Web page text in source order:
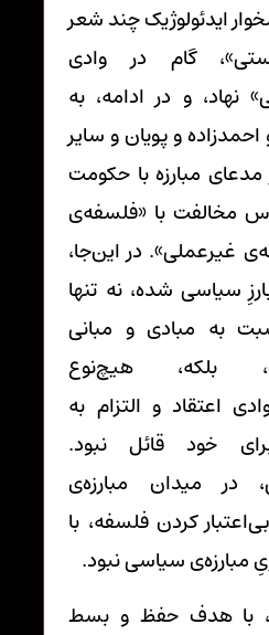
ایدئولوژیک چند شعر
گام در وادی
نهاد، و در ادامه، به
و پویان و سایر
مدعای مبارزه با حکومت
مخالفت با «فلسفه‌ی
غیرعملی». در این‌جا،
سیاسی شده، نه تنها
به مبادی و مبانی
بلکه، هیچ‌نوع
اعتقاد و التزام به
خود قائل نبود.
در میدان مبارزه‌ی
کردن فلسفه، با
مبارزه‌ی سیاسی نبود.
با هدف حفظ و بسط